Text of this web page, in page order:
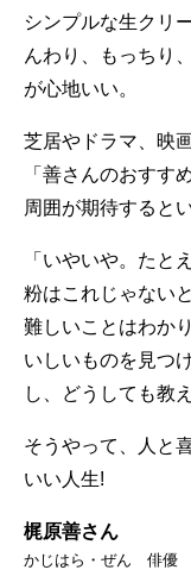
シンプルな生クリ
んわり、もっちり
が心地いい。
芝居やドラマ、映
「善さんのおすす
周囲が期待すると
「いやいや。たと
粉はこれじゃない
難しいことはわか
いしいものを見つ
し、どうしても教
そうやって、人と
いい人生!
梶原善さん
かじはら・ぜん 俳優